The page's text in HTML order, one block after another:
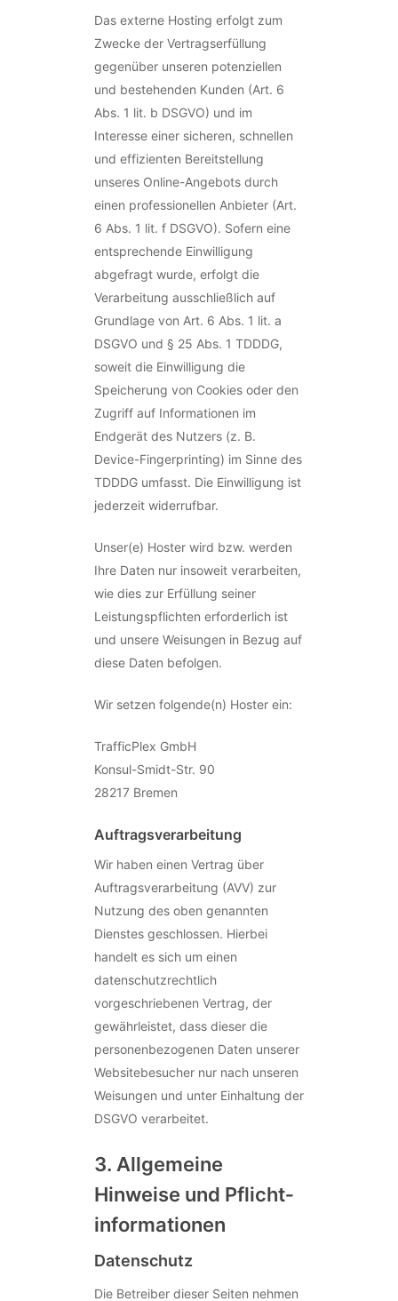
Das externe Hosting erfolgt zum
Zwecke der Vertragserfüllung
gegenüber unseren potenziellen
und bestehenden Kunden (Art. 6
Abs. 1 lit. b DSGVO) und im
Interesse einer sicheren, schnellen
und effizienten Bereitstellung
unseres Online-Angebots durch
einen professionellen Anbieter (Art.
6 Abs. 1 lit. f DSGVO). Sofern eine
entsprechende Einwilligung
abgefragt wurde, erfolgt die
Verarbeitung ausschließlich auf
Grundlage von Art. 6 Abs. 1 lit. a
DSGVO und § 25 Abs. 1 TDDDG,
soweit die Einwilligung die
Speicherung von Cookies oder den
Zugriff auf Informationen im
Endgerät des Nutzers (z. B.
Device-Fingerprinting) im Sinne des
TDDDG umfasst. Die Einwilligung ist
jederzeit widerrufbar.
Unser(e) Hoster wird bzw. werden
Ihre Daten nur insoweit verarbeiten,
wie dies zur Erfüllung seiner
Leistungspflichten erforderlich ist
und unsere Weisungen in Bezug auf
diese Daten befolgen.
Wir setzen folgende(n) Hoster ein:
TrafficPlex GmbH
Konsul-Smidt-Str. 90
28217 Bremen
Auftragsverarbeitung
Wir haben einen Vertrag über
Auftragsverarbeitung (AVV) zur
Nutzung des oben genannten
Dienstes geschlossen. Hierbei
handelt es sich um einen
datenschutzrechtlich
vorgeschriebenen Vertrag, der
gewährleistet, dass dieser die
personenbezogenen Daten unserer
Websitebesucher nur nach unseren
Weisungen und unter Einhaltung der
DSGVO verarbeitet.
3. Allgemeine
Hinweise und Pflicht­
informationen
Datenschutz
Die Betreiber dieser Seiten nehmen